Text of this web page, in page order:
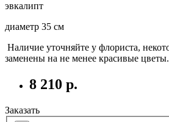
эвкалипт
диаметр 35 см
Наличие уточняйте у флориста,
заменены на не менее красивые цветы.
8 210 р.
Заказать